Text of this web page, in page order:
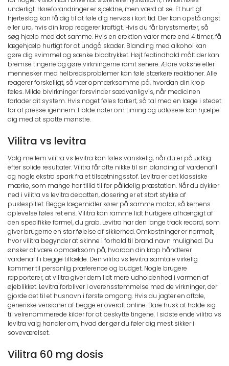
underligt. Høreforandringer er sjældne, men værd at se. Et hurtigt
hjerteslag kan få dig til at føle dig nervøs i kort tid. Der kan opstå angst
eller uro, hvis din krop reagerer kraftigt. Hvis du får brystsmerter, så
søg hjælp med det samme. Hvis en erektion varer mere end 4 timer, få
lægehjælp hurtigt for at undgå skader. Blanding med alkohol kan
gøre dig svimmel og sænke blodtrykket. Højt fedtindhold måltider kan
bremse tingene og gøre virkningerne ramt senere. Ældre voksne eller
mennesker med helbredsproblemer kan føle stærkere reaktioner. Alle
reagerer forskelligt, så vær opmærksomme på, hvordan din krop
føles. Milde bivirkninger forsvinder sædvanligvis, når medicinen
forlader dit system. Hvis noget føles forkert, så tal med en læge i stedet
for at presse igennem. Holde noter om timing og udløsere kan hjælpe
dig med at spotte mønstre.
Vilitra vs levitra
Valg mellem vilitra vs levitra kan føles vanskelig, når du er på udkig
efter solide resultater. Vilitra får ofte nikke til sin blanding af vardenafil
og nogle ekstra spark fra et tilsætningsstof. Levitra er det klassiske
mærke, som mange har tillid til for pålidelig præstation. Når du dykker
ned i vilitra vs levitra debatten, dosering er et stort stykke af
puslespillet. Begge lægemidler kører på samme motor, så kernens
oplevelse føles ret ens. Vilitra kan ramme lidt hurtigere afhængigt af
den specifikke formel, du grab. Levitra har den lange track record, som
giver brugerne en stor følelse af sikkerhed. Omkostninger er normalt,
hvor vilitra begynder at skinne i forhold til brand navn mulighed. Du
ønsker at være opmærksom på, hvordan din krop håndterer
vardenafil i begge tilfælde. Den vilitra vs levitra samtale virkelig
kommer til personlig præference og budget. Nogle brugere
rapporterer, at vilitra giver dem lidt mere udholdenhed i varmen af
øjeblikket. Levitra forbliver i overensstemmelse med de virkninger, der
gjorde det til et husnavn i første omgang. Hvis du jagter en aftale,
generiske versioner af begge er overalt online. Bare husk at holde sig
til velrenommerede kilder for at beskytte tingene. I sidste ende vilitra vs
levitra valg handler om, hvad der gør du føler dig mest sikker i
soveværelset.
Vilitra 60 mg dosis